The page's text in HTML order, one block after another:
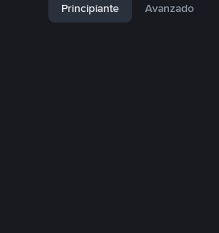
Principiante Avanzado